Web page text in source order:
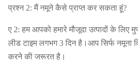
प्रश्न 2: मैं नमूने कैसे प्राप्त कर सकता हूं?
ए 2: हम आपको हमारे मौजूदा उत्पादों के लिए
लीड टाइम लगभग 3 दिन है।आप सिर्फ नमूना
करने की जरूरत है।